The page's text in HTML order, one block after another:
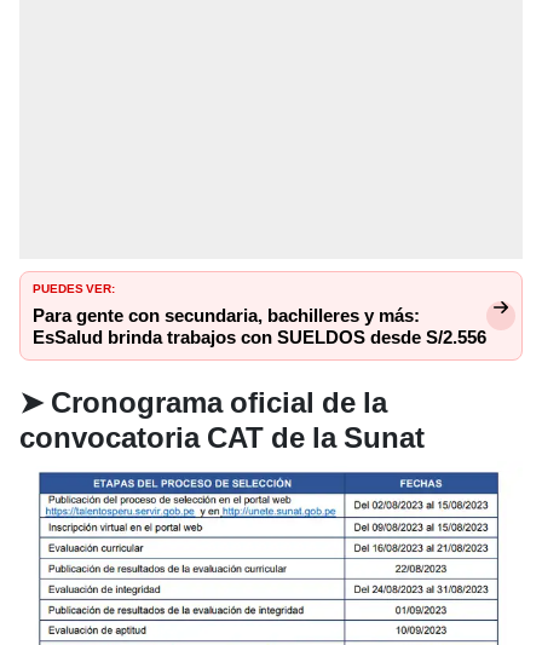
PUEDES VER:
Para gente con secundaria, bachilleres y más:
EsSalud brinda trabajos con SUELDOS desde S/2.556
➤ Cronograma oficial de la
convocatoria CAT de la Sunat